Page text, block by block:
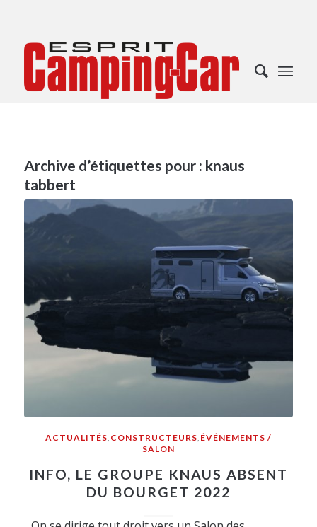
Archive d’étiquettes pour : knaus
tabbert
ACTUALITÉS CONSTRUCTEURS ÉVÉNEMENTS /
SALON
INFO, LE GROUPE KNAUS ABSENT
DU BOURGET 2022